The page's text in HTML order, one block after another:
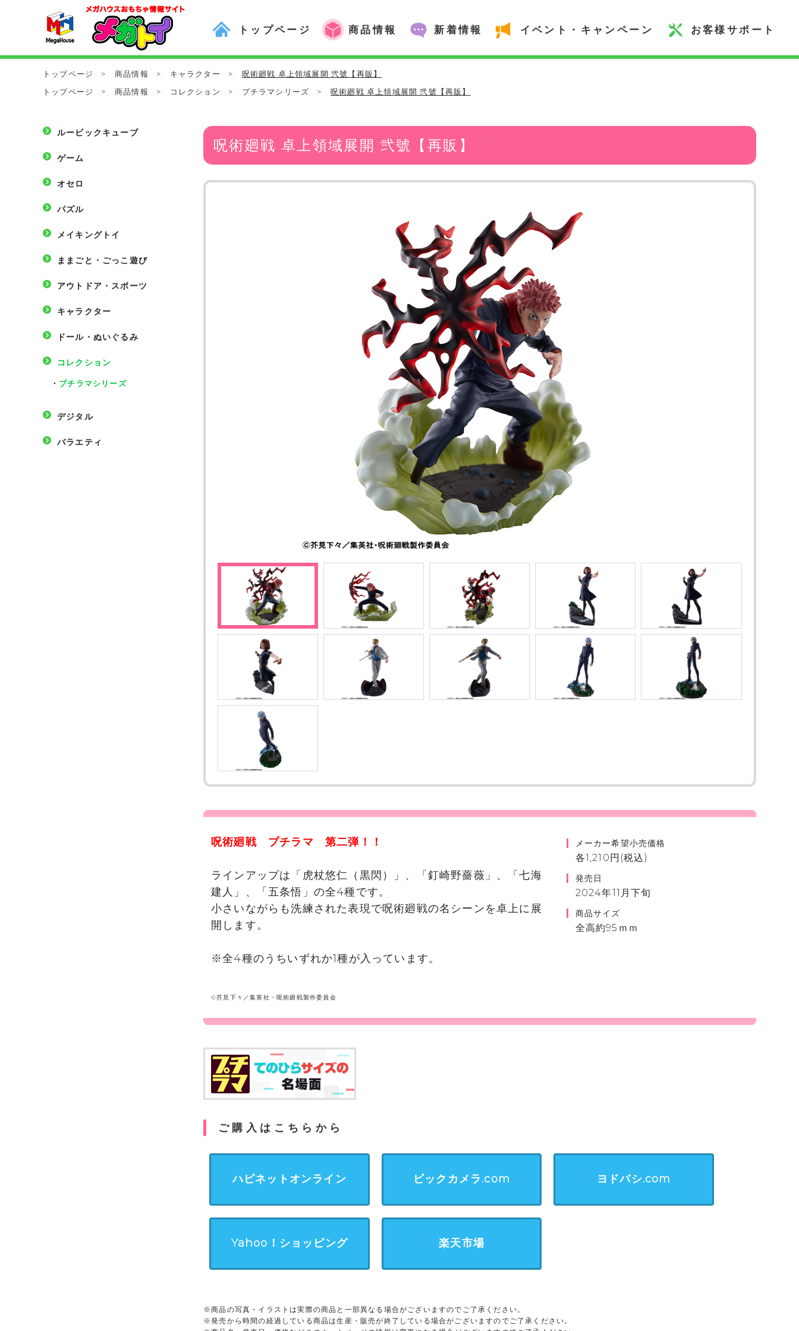
トップページ 商品情報 新着情報 イベント・キャンペーン お客様サポート
トップページ > 商品情報 > キャラクター >
呪術廻戦 卓上領域展開 弐號【再販】
トップページ
> 商品情報 > コレクション > プチラマシリーズ > 呪術廻戦 卓上領域展開 弐號【再販】
ルービックキューブ
ゲーム
オセロ
パズル
メイキングトイ
ままごと・ごっこ遊び
アウトドア・スポーツ
キャラクター
ドール・ぬいぐるみ
コレクション
・ プチラマシリーズ
デジタル
バラエティ
呪術廻戦 卓上領域展開 弐號【再販】
呪術廻戦 プチラマ 第二弾！！
ラインアップは「虎杖悠仁（黒閃）」、「釘崎野薔薇」、「七海
建人」、「五条悟」の全4種です。
小さいながらも洗練された表現で呪術廻戦の名シーンを卓上に展
開します。
※全4種のうちいずれか1種が入っています。
©芥見下々／集英社・呪術廻戦製作委員会
メーカー希望小売価格
各1,210円(税込)
発売日
2024年11月下旬
商品サイズ
全高約95ｍｍ
ご購入はこちらから
ハピネットオンライン ビックカメラ.com ヨドバシ.com
Yahoo！ショッピング 楽天市場
※商品の写真・イラストは実際の商品と一部異なる場合がございますのでご了承ください。
※発売から時間の経過している商品は生産・販売が終了している場合がございますのでご了承ください。